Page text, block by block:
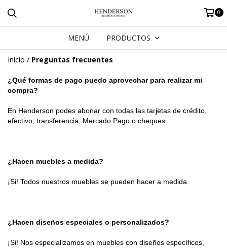
0
MENÚ PRODUCTOS
Inicio / Preguntas frecuentes
¿Qué formas de pago puedo aprovechar para realizar mi
compra?
En Henderson podes abonar con todas las tarjetas de crédito,
efectivo, transferencia, Mercado Pago o cheques.
¿Hacen muebles a medida?
¡Si! Todos nuestros muebles se pueden hacer a medida.
¿Hacen diseños especiales o personalizados?
¡Si! Nos especializamos en muebles con diseños específicos,